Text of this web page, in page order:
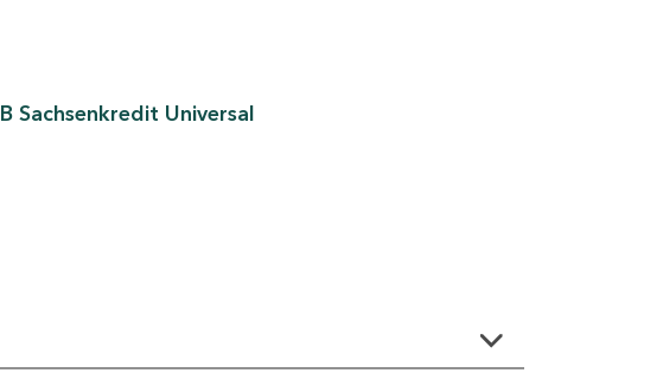
Sachsenkredit Universal